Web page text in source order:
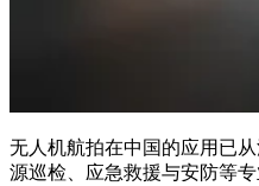
无人机航拍在中国的应用已
源巡检、应急救援与安防等